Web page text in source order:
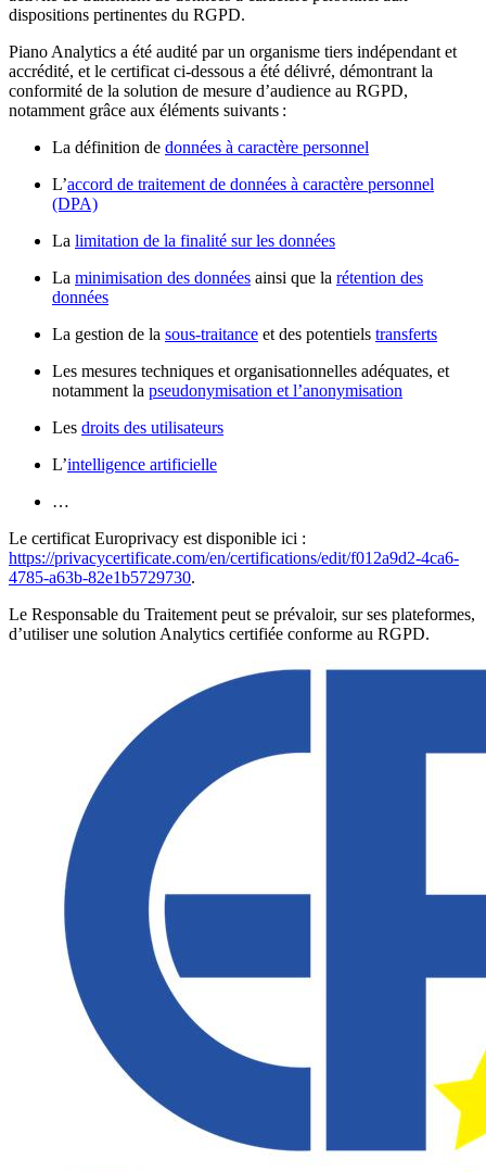
dispositions pertinentes du RGPD.
Piano Analytics a été audité par un organisme tiers indépendant et
accrédité, et le certificat ci-dessous a été délivré, démontrant la
conformité de la solution de mesure d’audience au RGPD,
notamment grâce aux éléments suivants :
La définition de données à caractère personnel
L’accord de traitement de données à caractère personnel
(DPA)
La limitation de la finalité sur les données
La minimisation des données ainsi que la rétention des
données
La gestion de la sous-traitance et des potentiels transferts
Les mesures techniques et organisationnelles adéquates, et
notamment la pseudonymisation et l’anonymisation
Les droits des utilisateurs
L’intelligence artificielle
…
Le certificat Europrivacy est disponible ici :
https://privacycertificate.com/en/certifications/edit/f012a9d2-4ca6-
4785-a63b-82e1b5729730.
Le Responsable du Traitement peut se prévaloir, sur ses plateformes,
d’utiliser une solution Analytics certifiée conforme au RGPD.